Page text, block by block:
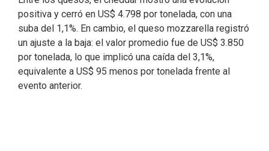
positiva y cerró en US$ 4.798 por tonelada, con una
suba del 1,1%. En cambio, el queso mozzarella registró
un ajuste a la baja: el valor promedio fue de US$ 3.850
por tonelada, lo que implicó una caída del 3,1%,
equivalente a US$ 95 menos por tonelada frente al
evento anterior.